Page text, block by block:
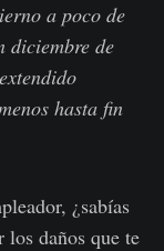
a poco de
diciembre de
hasta fin
¿sabías
los daños que te